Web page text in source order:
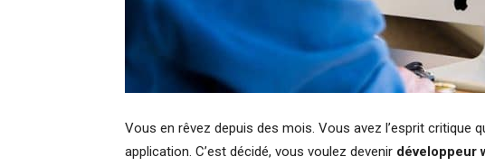
Vous en rêvez depuis des mois. Vous avez l’esprit critique
application. C’est décidé, vous voulez devenir développeur